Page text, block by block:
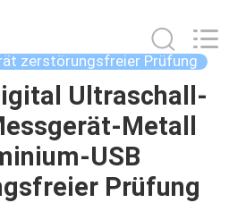
zerstörungsfreier Prüfung
Ultraschall-
Metall
USB
Prüfung